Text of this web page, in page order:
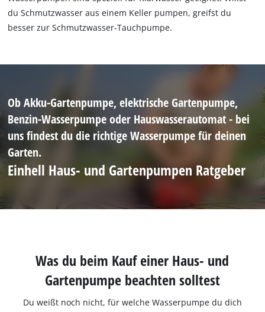
du Schmutzwasser aus einem Keller pumpen, greifst du
besser zur Schmutzwasser-Tauchpumpe.
Ob Akku-Gartenpumpe, elektrische Gartenpumpe,
Benzin-Wasserpumpe oder Hauswasserautomat - bei
uns findest du die richtige Wasserpumpe für deinen
Garten.
Einhell Haus- und Gartenpumpen Ratgeber
Was du beim Kauf einer Haus- und
Gartenpumpe beachten solltest
Du weißt noch nicht, für welche Wasserpumpe du dich